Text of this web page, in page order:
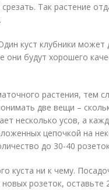
Так растение
куст клубники может
они будут хорошего
растения, тем
две вещи –
несколько усов, а
цепочкой на
до 30-40
куста ни к чему.
розеток, оставьте